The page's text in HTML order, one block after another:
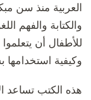
العربية منذ سن
والكتابة والفهم
للأطفال أن
وكيفية
هذه الكتب تساعد